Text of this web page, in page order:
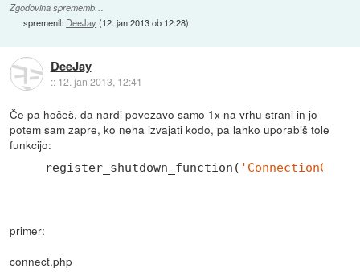
Zgodovina sprememb…
spremenil: DeeJay (12. jan 2013 ob 12:28)
DeeJay
:: 12. jan 2013, 12:41
Če pa hočeš, da nardi povezavo samo 1x na vrhu strani in jo
potem sam zapre, ko neha izvajati kodo, pa lahko uporabiš tole
funkcijo:
register_shutdown_function(
primer:
connect.php